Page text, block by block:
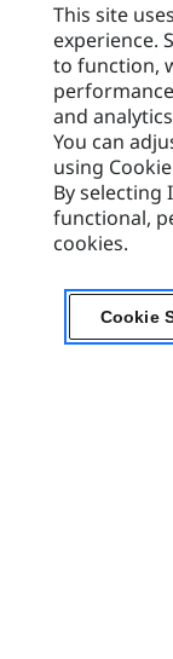
Europe ‧ Polish
warning
Media
Wymagana
Aby
cookie
This site
experience.
to function,
and
You can
using
By selecting
functional,
cookies.
Cookie